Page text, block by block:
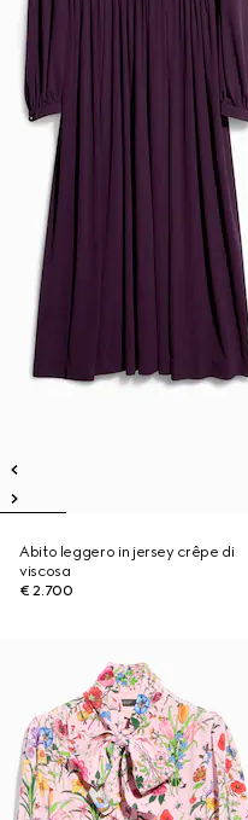
Abito leggero in jersey crêpe di
viscosa
€ 2.700